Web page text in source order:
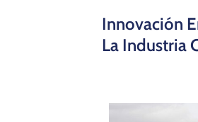
Innovación
La Industria